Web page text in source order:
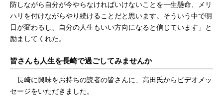
防しながら自分が今やらなければいけないことを一生懸命、メリ
ハリを付けながらやり続けることだと思います。そういう中で明
日が変わるし、自分の人生もいい方向になると信じています」と
励ましてくれた。
皆さんも人生を長崎で過ごしてみませんか
長崎に興味をお持ちの読者の皆さんに、高田氏からビデオメッ
セージをいただきました。